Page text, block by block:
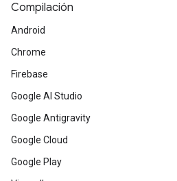
Compilación
Android
Chrome
Firebase
Google AI Studio
Google Antigravity
Google Cloud
Google Play